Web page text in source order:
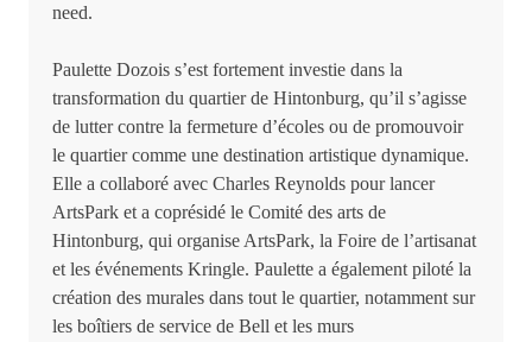
need.
Paulette Dozois s’est fortement investie dans la
transformation du quartier de Hintonburg, qu’il s’agisse
de lutter contre la fermeture d’écoles ou de promouvoir
le quartier comme une destination artistique dynamique.
Elle a collaboré avec Charles Reynolds pour lancer
ArtsPark et a coprésidé le Comité des arts de
Hintonburg, qui organise ArtsPark, la Foire de l’artisanat
et les événements Kringle. Paulette a également piloté la
création des murales dans tout le quartier, notamment sur
les boîtiers de service de Bell et les murs